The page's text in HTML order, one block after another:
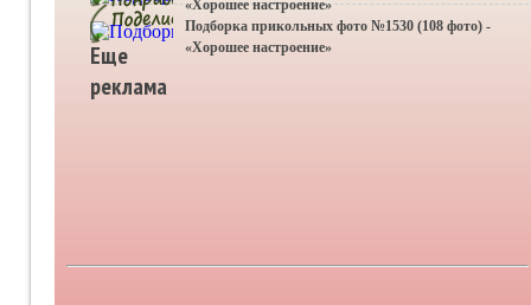
«Хорошее настроение»
Подборка прикольных фото №1530 (108 фото) -
«Хорошее настроение»
Еще
реклама